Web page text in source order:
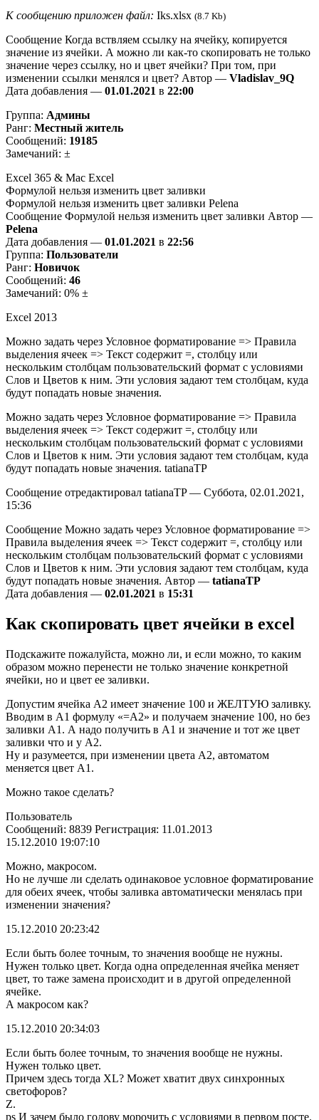
К сообщению приложен файл: Iks.xlsx (8.7 Kb)
Сообщение Когда вствляем ссылку на ячейку, копируется
значение из ячейки. А можно ли как-то скопировать не только
значение через ссылку, но и цвет ячейки? При том, при
изменении ссылки менялся и цвет? Автор — Vladislav_9Q
Дата добавления — 01.01.2021 в 22:00
Группа: Админы
Ранг: Местный житель
Сообщений: 19185
Замечаний: ±
Excel 365 & Mac Excel
Формулой нельзя изменить цвет заливки
Формулой нельзя изменить цвет заливки Pelena
Сообщение Формулой нельзя изменить цвет заливки Автор —
Pelena
Дата добавления — 01.01.2021 в 22:56
Группа: Пользователи
Ранг: Новичок
Сообщений: 46
Замечаний: 0% ±
Excel 2013
Можно задать через Условное форматирование => Правила
выделения ячеек => Текст содержит =, столбцу или
нескольким столбцам пользовательский формат с условиями
Слов и Цветов к ним. Эти условия задают тем столбцам, куда
будут попадать новые значения.
Можно задать через Условное форматирование => Правила
выделения ячеек => Текст содержит =, столбцу или
нескольким столбцам пользовательский формат с условиями
Слов и Цветов к ним. Эти условия задают тем столбцам, куда
будут попадать новые значения. tatianaTP
Сообщение отредактировал tatianaTP — Суббота, 02.01.2021,
15:36
Сообщение Можно задать через Условное форматирование =>
Правила выделения ячеек => Текст содержит =, столбцу или
нескольким столбцам пользовательский формат с условиями
Слов и Цветов к ним. Эти условия задают тем столбцам, куда
будут попадать новые значения. Автор — tatianaTP
Дата добавления — 02.01.2021 в 15:31
Как скопировать цвет ячейки в excel
Подскажите пожалуйста, можно ли, и если можно, то каким
образом можно перенести не только значение конкретной
ячейки, но и цвет ее заливки.
Допустим ячейка А2 имеет значение 100 и ЖЕЛТУЮ заливку.
Вводим в А1 формулу «=А2» и получаем значение 100, но без
заливки А1. А надо получить в А1 и значение и тот же цвет
заливки что и у А2.
Ну и разумеется, при изменении цвета А2, автоматом
меняется цвет А1.
Можно такое сделать?
Пользователь
Сообщений: 8839 Регистрация: 11.01.2013
15.12.2010 19:07:10
Можно, макросом.
Но не лучше ли сделать одинаковое условное форматирование
для обеих ячеек, чтобы заливка автоматически менялась при
изменении значения?
15.12.2010 20:23:42
Если быть более точным, то значения вообще не нужны.
Нужен только цвет. Когда одна определенная ячейка меняет
цвет, то таже замена происходит и в другой определенной
ячейке.
А макросом как?
15.12.2010 20:34:03
Если быть более точным, то значения вообще не нужны.
Нужен только цвет.
Причем здесь тогда XL? Может хватит двух синхронных
светофоров?
Z.
ps И зачем было голову морочить с условиями в первом посте.